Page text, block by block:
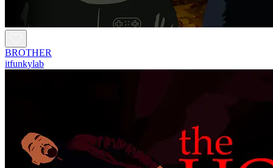
BROTHER
itfunkylab